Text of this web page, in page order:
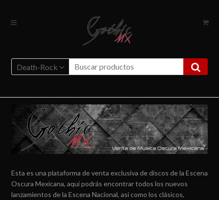
Ir
Ir
Death-Rock
Esta es una plataforma de venta exclusiva de discos de la Escena
Oscura Mexicana, aquí podrás encontrar todos los nuevos
lanzamientos de la Escena Nacional, así como los clásicos,